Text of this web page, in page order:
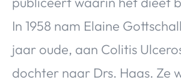
VALERIE'S CHOICE
In 1958 nam Elaine
jaar oude, aan Colitis
dochter naar Drs. Haas. Ze